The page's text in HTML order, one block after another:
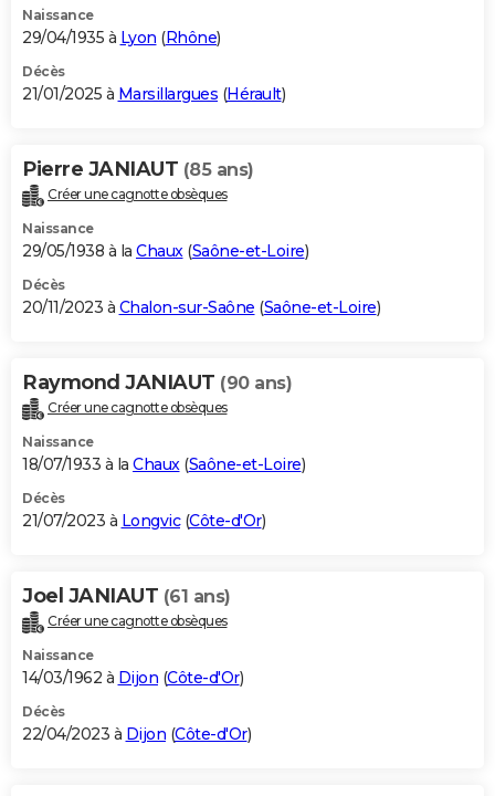
Naissance
29/04/1935 à Lyon (Rhône)
Décès
21/01/2025 à Marsillargues (Hérault)
Pierre JANIAUT (85 ans)
Créer une cagnotte obsèques
Naissance
29/05/1938 à la Chaux(Saône-et-Loire)
Décès
20/11/2023 à Chalon-sur-Saône (Saône-et-Loire)
Raymond JANIAUT (90 ans)
Créer une cagnotte obsèques
Naissance
18/07/1933 à la Chaux(Saône-et-Loire)
Décès
21/07/2023 à Longvic(Côte-d'Or)
Joel JANIAUT (61 ans)
Créer une cagnotte obsèques
Naissance
14/03/1962 à Dijon (Côte-d'Or)
Décès
22/04/2023 à Dijon (Côte-d'Or)